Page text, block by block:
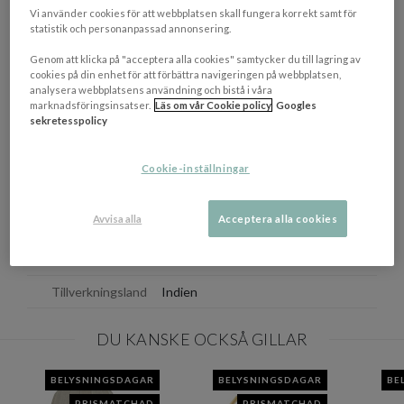
OM VARUMÄRKET
EGENSKAPER
Färgbeskrivning Natural
Materialbeskrivning Trä & Linne
Sladdlängd
Tillverkningsland Indien
DU KANSKE OCKSÅ GILLAR
BELYSNINGSDAGAR BELYSNINGSDAGAR
Vi använder cookies för att webbplatsen skall fungera korrekt samt för
statistik och personanpassad annonsering.
Genom att klicka på "acceptera alla cookies" samtycker du till lagring av
cookies på din enhet för att förbättra navigeringen på webbplatsen,
analysera webbplatsens användning och bistå i våra
marknadsföringsinsatser. Läs om vår Cookie policy Googles
sekretesspolicy
Cookie-inställningar
Avvisa alla Acceptera alla cookies